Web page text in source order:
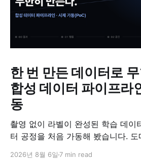
한 번 만든 데이터로
합성 데이터 파이프라
동
촬영 없이 라벨이 완성된 학습 데이
터 공정을 처음 가동해 봤습니다. 도
2026년 8월 6일 7 min read